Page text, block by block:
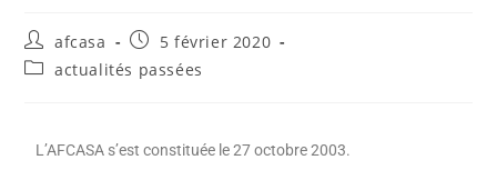
afcasa
5 février 2020
actualités passées
L’AFCASA s’est constituée le 27 octobre 2003.